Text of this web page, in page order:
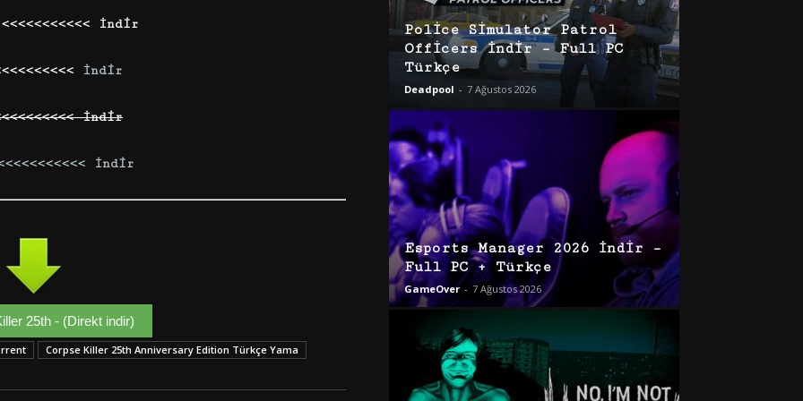
İndir
İndir
İndir
<<<<<<<<<<< İndir
25th - (Direkt indir)
Corpse Killer 25th Anniversary Edition Türkçe Yama
Police Simulator Patrol
Officers İndir – Full PC
Türkçe
Deadpool - 7 Ağustos 2026
Esports Manager 2026 İndir –
Full PC + Türkçe
GameOver - 7 Ağustos 2026